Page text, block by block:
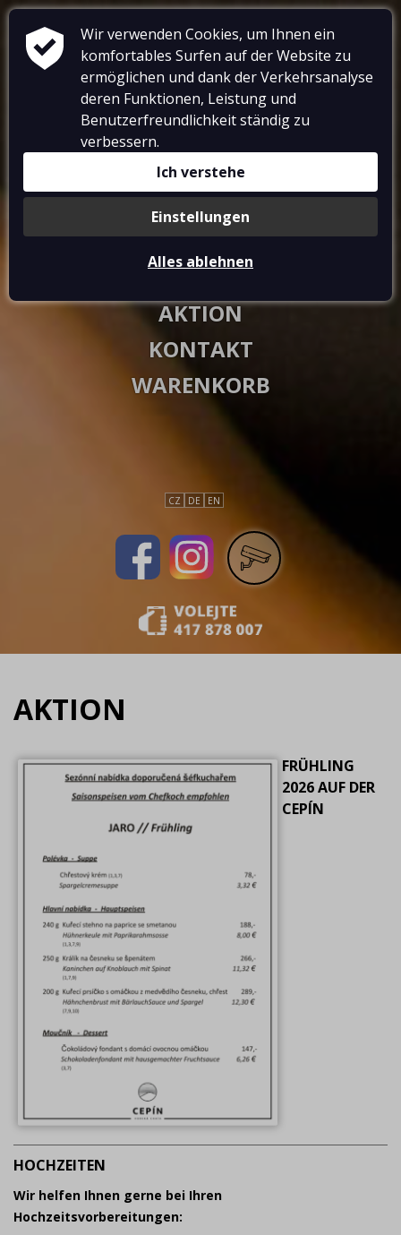
RESTAURANT
UNTERKUNFT
GALERIE
VOUCHERS
AKTIVITÄTEN
AKTION
KONTAKT
WARENKORB
CZ DE EN
AKTION
FRÜHLING
2026 AUF DER
CEPÍN
HOCHZEITEN
Wir helfen Ihnen gerne bei Ihren
Hochzeitsvorbereitungen:
Wir verwenden Cookies, um Ihnen ein
komfortables Surfen auf der Website zu
ermöglichen und dank der Verkehrsanalyse
deren Funktionen, Leistung und
Benutzerfreundlichkeit ständig zu
verbessern.
Ich verstehe
Einstellungen
Alles ablehnen